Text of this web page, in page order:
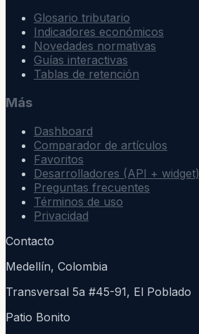
Glosario tributario
Indicadores económicos
Novedades normativas
Guías interactivas
Tablas de retención
Más
Dashboard
Comparador de artículos
Favoritos
Desarrolladores (API + widget)
Preguntas frecuentes
Términos de uso
Privacidad
Contacto
Medellín, Colombia
Transversal 5a #45-91, El Poblado
Patio Bonito